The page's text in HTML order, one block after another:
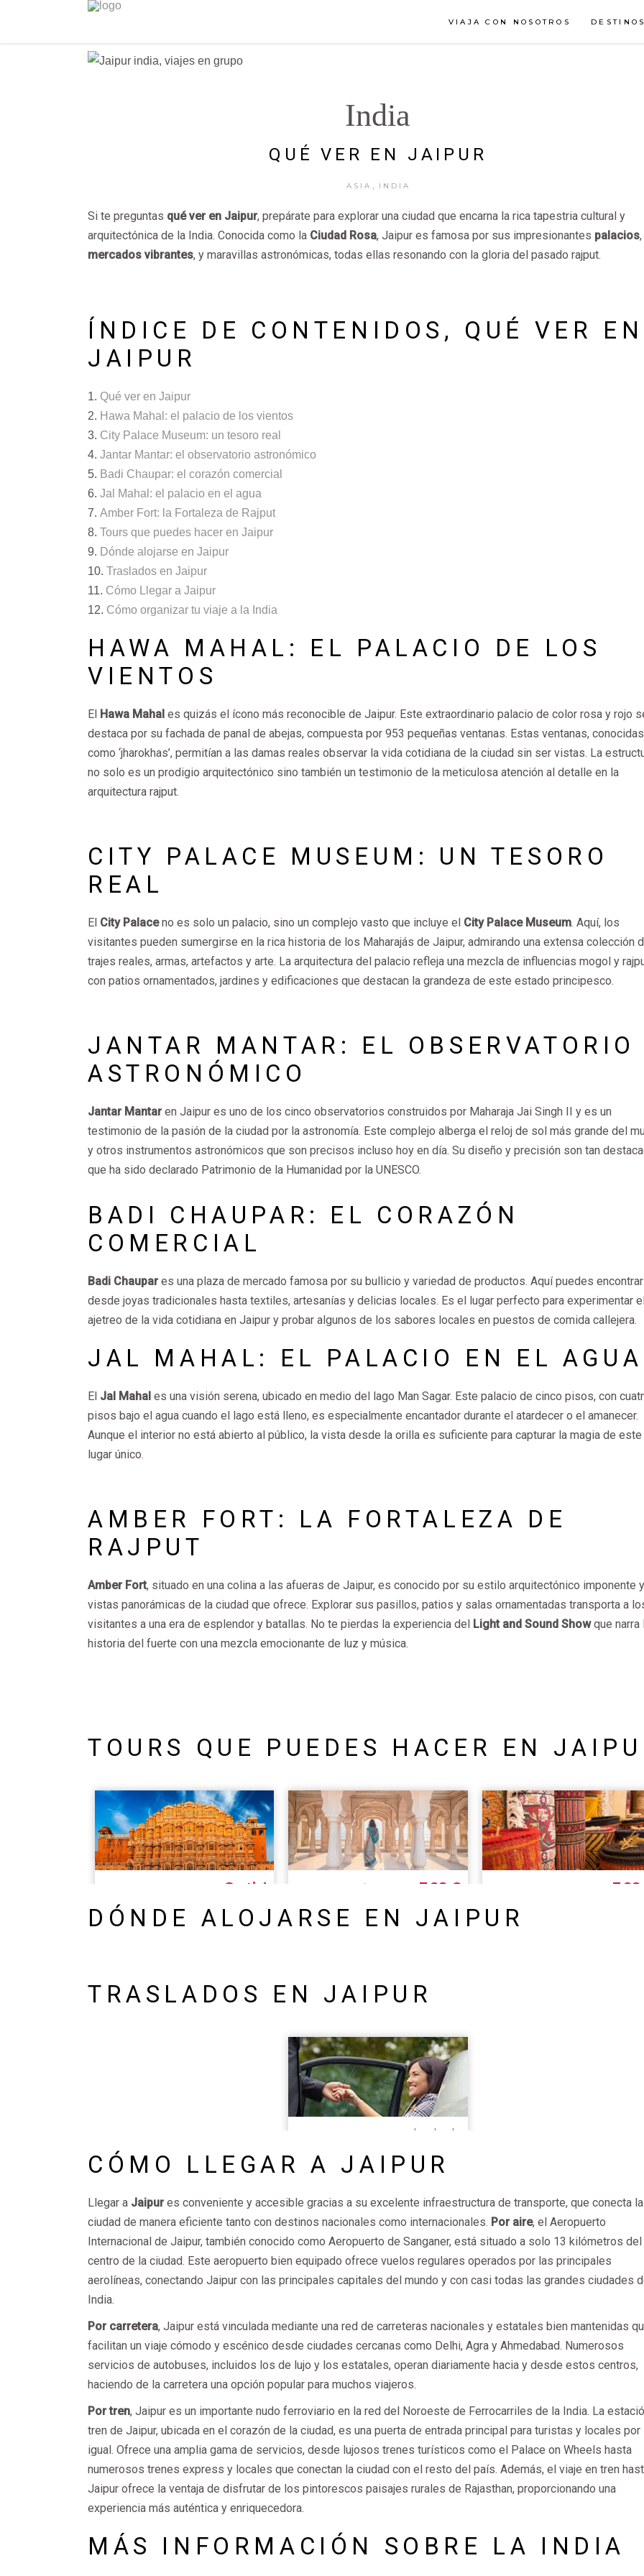
VIAJA CON NOSOTROS DESTINOS
India
QUÉ VER EN JAIPUR
ASIA , INDIA
Si te preguntas qué ver en Jaipur, prepárate para explorar una ciudad que encarna la rica tapestria cultural y
arquitectónica de la India. Conocida como la Ciudad Rosa, Jaipur es famosa por sus impresionantes palacios,
mercados vibrantes, y maravillas astronómicas, todas ellas resonando con la gloria del pasado rajput.
ÍNDICE DE CONTENIDOS, QUÉ VER EN
JAIPUR
Qué ver en Jaipur
Hawa Mahal: el palacio de los vientos
City Palace Museum: un tesoro real
Jantar Mantar: el observatorio astronómico
Badi Chaupar: el corazón comercial
Jal Mahal: el palacio en el agua
Amber Fort: la Fortaleza de Rajput
Tours que puedes hacer en Jaipur
Dónde alojarse en Jaipur
Traslados en Jaipur
Cómo Llegar a Jaipur
Cómo organizar tu viaje a la India
HAWA MAHAL: EL PALACIO DE LOS
VIENTOS
El Hawa Mahal es quizás el ícono más reconocible de Jaipur. Este extraordinario palacio de color rosa y rojo
destaca por su fachada de panal de abejas, compuesta por 953 pequeñas ventanas. Estas ventanas, conocidas
como ‘jharokhas’, permitían a las damas reales observar la vida cotidiana de la ciudad sin ser vistas. La
no solo es un prodigio arquitectónico sino también un testimonio de la meticulosa atención al detalle en la
arquitectura rajput.
CITY PALACE MUSEUM: UN TESORO
REAL
El City Palaceno es solo un palacio, sino un complejo vasto que incluye el City Palace Museum. Aquí, los
visitantes pueden sumergirse en la rica historia de los Maharajás de Jaipur, admirando una extensa colección
trajes reales, armas, artefactos y arte. La arquitectura del palacio refleja una mezcla de influencias mogol y
con patios ornamentados, jardines y edificaciones que destacan la grandeza de este estado principesco.
JANTAR MANTAR: EL OBSERVATORIO
ASTRONÓMICO
Jantar Mantaren Jaipur es uno de los cinco observatorios construidos por Maharaja Jai Singh II y es un
testimonio de la pasión de la ciudad por la astronomía. Este complejo alberga el reloj de sol más grande del
y otros instrumentos astronómicos que son precisos incluso hoy en día. Su diseño y precisión son tan
que ha sido declarado Patrimonio de la Humanidad por la UNESCO.
BADI CHAUPAR: EL CORAZÓN
COMERCIAL
Badi Chaupares una plaza de mercado famosa por su bullicio y variedad de productos. Aquí puedes encontrar
desde joyas tradicionales hasta textiles, artesanías y delicias locales. Es el lugar perfecto para experimentar el
ajetreo de la vida cotidiana en Jaipur y probar algunos de los sabores locales en puestos de comida callejera.
JAL MAHAL: EL PALACIO EN EL AGUA
El Jal Mahal es una visión serena, ubicado en medio del lago Man Sagar. Este palacio de cinco pisos, con
pisos bajo el agua cuando el lago está lleno, es especialmente encantador durante el atardecer o el amanecer.
Aunque el interior no está abierto al público, la vista desde la orilla es suficiente para capturar la magia de este
lugar único.
AMBER FORT: LA FORTALEZA DE
RAJPUT
Amber Fort, situado en una colina a las afueras de Jaipur, es conocido por su estilo arquitectónico imponente
vistas panorámicas de la ciudad que ofrece. Explorar sus pasillos, patios y salas ornamentadas transporta a
visitantes a una era de esplendor y batallas. No te pierdas la experiencia del
Light and Sound Showque narra
historia del fuerte con una mezcla emocionante de luz y música.
TOURS QUE PUEDES HACER EN
DÓNDE ALOJARSE EN JAIPUR
TRASLADOS EN JAIPUR
CÓMO LLEGAR A JAIPUR
Llegar a Jaipures conveniente y accesible gracias a su excelente infraestructura de transporte, que conecta la
ciudad de manera eficiente tanto con destinos nacionales como internacionales. Por aire, el Aeropuerto
Internacional de Jaipur, también conocido como Aeropuerto de Sanganer, está situado a solo 13 kilómetros del
centro de la ciudad. Este aeropuerto bien equipado ofrece vuelos regulares operados por las principales
aerolíneas, conectando Jaipur con las principales capitales del mundo y con casi todas las grandes ciudades
India.
Por carretera, Jaipur está vinculada mediante una red de carreteras nacionales y estatales bien mantenidas
facilitan un viaje cómodo y escénico desde ciudades cercanas como Delhi, Agra y Ahmedabad. Numerosos
servicios de autobuses, incluidos los de lujo y los estatales, operan diariamente hacia y desde estos centros,
haciendo de la carretera una opción popular para muchos viajeros.
Por tren, Jaipur es un importante nudo ferroviario en la red del Noroeste de Ferrocarriles de la India. La
tren de Jaipur, ubicada en el corazón de la ciudad, es una puerta de entrada principal para turistas y locales por
igual. Ofrece una amplia gama de servicios, desde lujosos trenes turísticos como el Palace on Wheels hasta
numerosos trenes express y locales que conectan la ciudad con el resto del país. Además, el viaje en tren
Jaipur ofrece la ventaja de disfrutar de los pintorescos paisajes rurales de Rajasthan, proporcionando una
experiencia más auténtica y enriquecedora.
MÁS INFORMACIÓN SOBRE LA INDIA